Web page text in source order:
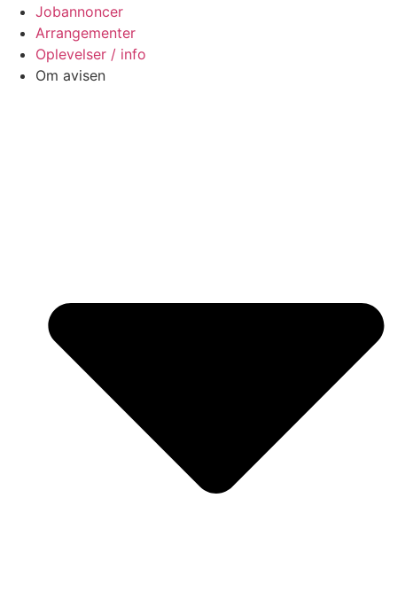
Jobannoncer
Arrangementer
Oplevelser / info
Om avisen